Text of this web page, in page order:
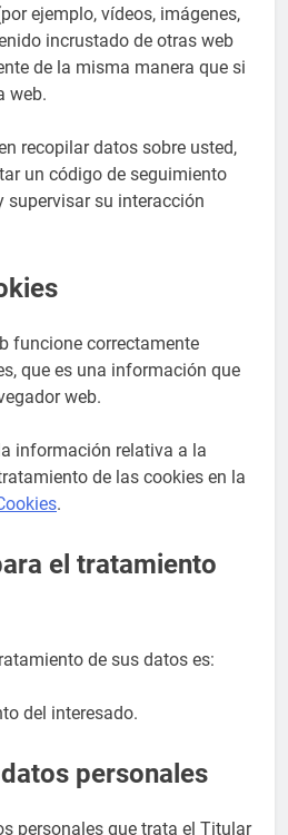
ejemplo, vídeos, imágenes,
incrustado de otras web
de la misma manera que si
web.
recopilar datos sobre usted,
un código de seguimiento
supervisar su interacción
funcione correctamente
que es una información que
web.
información relativa a la
de las cookies en la
.
el tratamiento
de sus datos es:
del interesado.
personales
personales que trata el Titular